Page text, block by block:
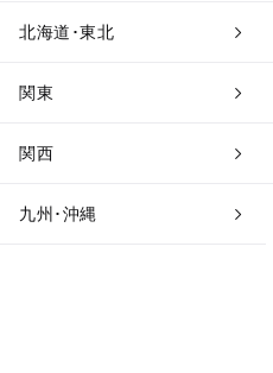
北海道･東北
関東
関西
九州･沖縄